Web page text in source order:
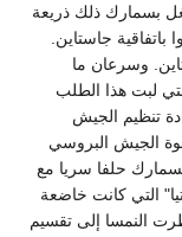
بسمارك ذلك ذريعة
باتفاقية جاستاين.
وسرعان ما
لبت هذا الطلب
تنظيم الجيش
الجيش البروسي
حلفا سريا مع
التي كانت خاضعة
النمسا إلى تقسيم